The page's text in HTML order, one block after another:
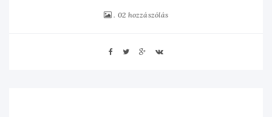
02 hozzászólás